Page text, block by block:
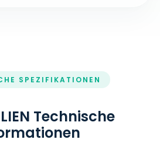
SPEZIFIKATIONEN
Technische